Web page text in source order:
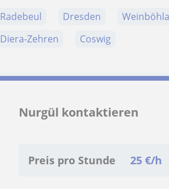
Radebeul
Dresden Weinböhla
Diera-Zehren
Coswig
Nurgül kontaktieren
Preis pro Stunde 25 €/h